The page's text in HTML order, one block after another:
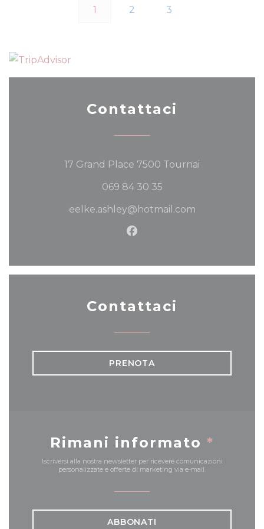
1 2 3
Contattaci
17 Grand Place 7500 Tournai
069 84 30 35
eelke.ashley@hotmail.com
Facebook ((apre una
Contattaci
PRENOTA
Rimani informato *
Iscriversi alla nostra newsletter per ricevere comunicazioni
personalizzate e offerte di marketing via e-mail.
ABBONATI